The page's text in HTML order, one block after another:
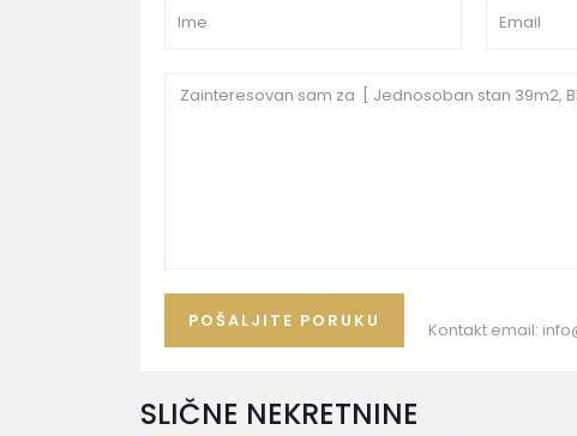
Kontakt email:
SLIČNE NEKRETNINE